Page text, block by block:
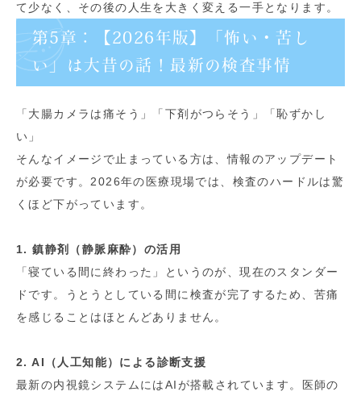
て少なく、その後の人生を大きく変える一手となります。
第5章：【2026年版】「怖い・苦し
い」は大昔の話！最新の検査事情
「大腸カメラは痛そう」「下剤がつらそう」「恥ずかし
い」
そんなイメージで止まっている方は、情報のアップデート
が必要です。2026年の医療現場では、検査のハードルは驚
くほど下がっています。
1. 鎮静剤（静脈麻酔）の活用
「寝ている間に終わった」というのが、現在のスタンダー
ドです。うとうとしている間に検査が完了するため、苦痛
を感じることはほとんどありません。
2. AI（人工知能）による診断支援
最新の内視鏡システムにはAIが搭載されています。医師の